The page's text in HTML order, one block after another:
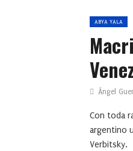
ABYA YALA
Ángel
Con toda
argentino
Verbitsky.